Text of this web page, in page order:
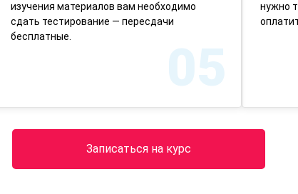
нужно
изучения материалов вам необходимо
сдать тестирование — пересдачи
бесплатные.
05
Записаться на курс